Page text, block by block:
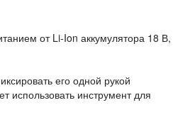
от Li-Ion аккумулятора 18 В,
его одной рукой
использовать инструмент для